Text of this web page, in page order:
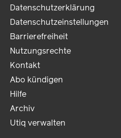
Datenschutzerklärung
Datenschutzeinstellungen
Barrierefreiheit
Nutzungsrechte
Kontakt
Abo kündigen
Hilfe
Archiv
Utiq verwalten